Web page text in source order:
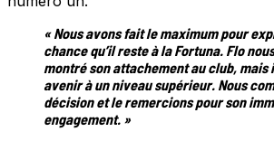
« Nous avons fait le maximum pour
chance qu’il reste à la Fortuna. Flo
montré son attachement au club, mais
avenir à un niveau supérieur. Nous
décision et le remercions pour son
engagement. »